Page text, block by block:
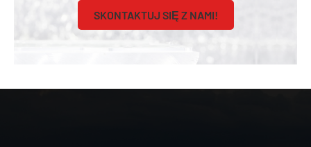
SKONTAKTUJ SIĘ Z NAMI!